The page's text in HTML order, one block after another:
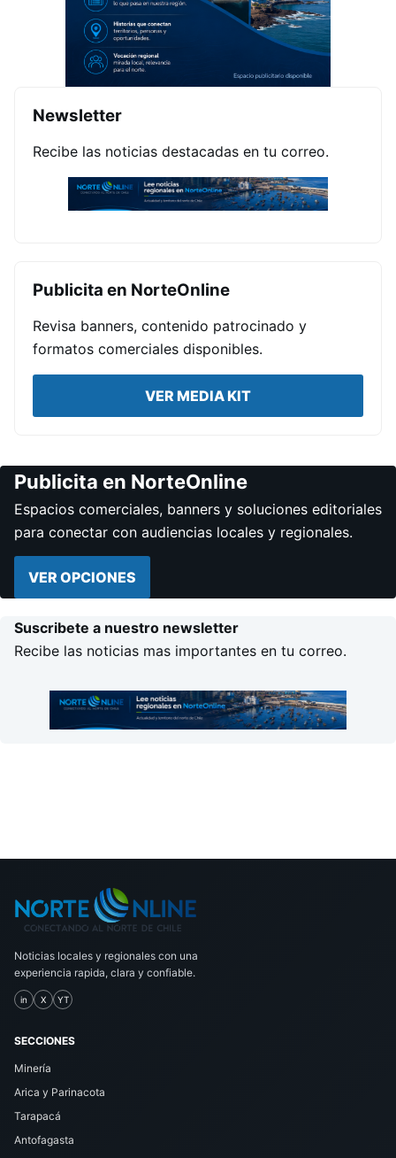
Newsletter
Recibe las noticias destacadas en tu correo.
Publicita en NorteOnline
Revisa banners, contenido patrocinado y
formatos comerciales disponibles.
VER MEDIA KIT
Publicita en NorteOnline
Espacios comerciales, banners y soluciones editoriales
para conectar con audiencias locales y regionales.
VER OPCIONES
Suscribete a nuestro newsletter
Recibe las noticias mas importantes en tu correo.
Noticias locales y regionales con una
experiencia rapida, clara y confiable.
in X YT
SECCIONES
Minería
Arica y Parinacota
Tarapacá
Antofagasta